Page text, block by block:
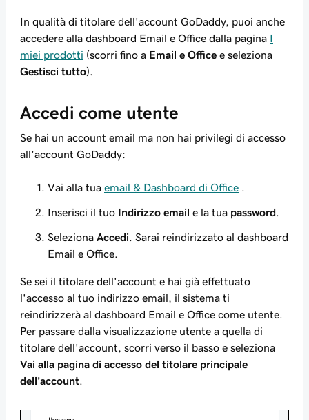
In qualità di titolare dell'account GoDaddy, puoi anche
accedere alla dashboard Email e Office dalla pagina I
miei prodotti (scorri fino a Email e Office e seleziona
Gestisci tutto).
Accedi come utente
Se hai un account email ma non hai privilegi di accesso
all’account GoDaddy:
Vai alla tua email & Dashboard di Office
Inserisci il tuo Indirizzo email e la tua password
Seleziona Accedi . Sarai reindirizzato al dashboard
Email e Office.
Se sei il titolare dell'account e hai già effettuato
l'accesso al tuo indirizzo email, il sistema ti
reindirizzerà al dashboard Email e Office come utente.
Per passare dalla visualizzazione utente a quella di
titolare dell'account, scorri verso il basso e seleziona
Vai alla pagina di accesso del titolare principale
dell'account